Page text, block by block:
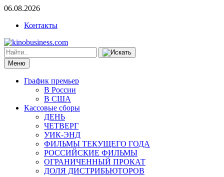
06.08.2026
Контакты
Меню
График премьер
В России
В США
Кассовые сборы
ДЕНЬ
ЧЕТВЕРГ
УИК-ЭНД
ФИЛЬМЫ ТЕКУЩЕГО ГОДА
РОССИЙСКИЕ ФИЛЬМЫ
ОГРАНИЧЕННЫЙ ПРОКАТ
ДОЛЯ ДИСТРИБЬЮТОРОВ